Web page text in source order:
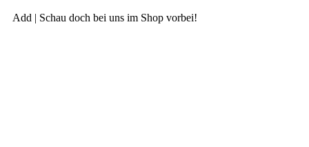
Add | Schau doch bei uns im Shop vorbei!